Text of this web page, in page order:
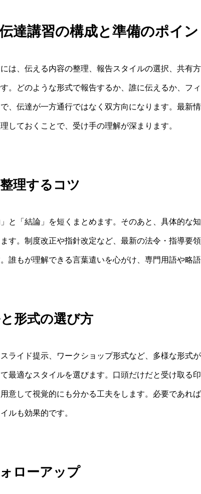
達講習の構成と準備のポイン
は、伝える内容の整理、報告スタイルの選択、共有
。どのような形式で報告するか、誰に伝えるか、フ
、伝達が一方通行ではなく双方向になります。最新
しておくことで、受け手の理解が深まります。
理するコツ
と「結論」を短くまとめます。そのあと、具体的な
す。制度改正や指針改定など、最新の法令・指導要
誰もが理解できる言葉遣いを心がけ、専門用語や略語
形式の選び方
ライド提示、ワークショップ形式など、多様な形式
最適なスタイルを選びます。口頭だけだと受け取る
意して視覚的にも分かる工夫をします。必要であれ
ルも効果的です。
ローアップ